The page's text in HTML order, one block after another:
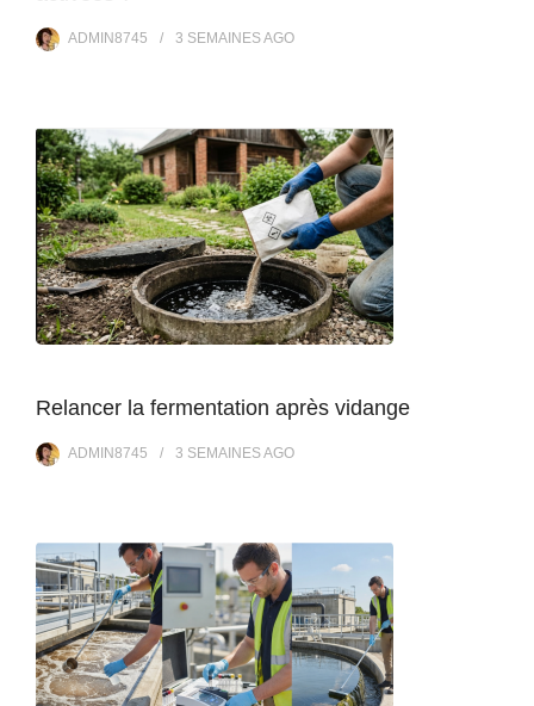
ADMIN8745 3 SEMAINESAGO
Relancer la fermentation après vidange
ADMIN8745 3 SEMAINESAGO